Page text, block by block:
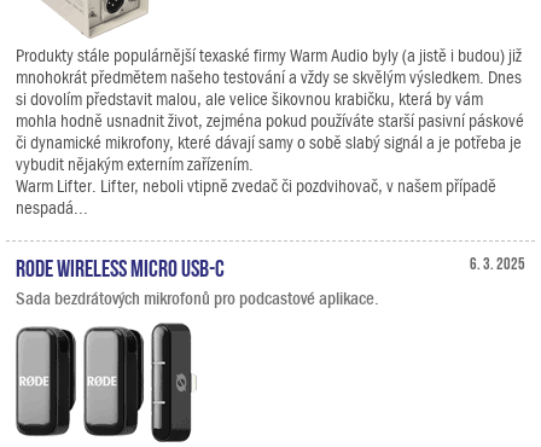
Produkty stále populárnější texaské firmy Warm Audio byly (a jistě i budou) již
mnohokrát předmětem našeho testování a vždy se skvělým výsledkem. Dnes
si dovolím představit malou, ale velice šikovnou krabičku, která by vám
mohla hodně usnadnit život, zejména pokud používáte starší pasivní páskové
či dynamické mikrofony, které dávají samy o sobě slabý signál a je potřeba je
vybudit nějakým externím zařízením.
Warm Lifter. Lifter, neboli vtipně zvedač či pozdvihovač, v našem případě
nespadá...
6. 3. 2025
RODE Wireless Micro USB-C
Sada bezdrátových mikrofonů pro podcastové aplikace.